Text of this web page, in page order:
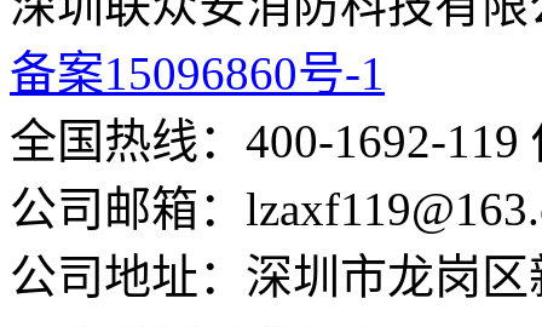
备案15096860号-1
全国热线：400-1692-119
公司邮箱：
公司地址：深圳市龙岗